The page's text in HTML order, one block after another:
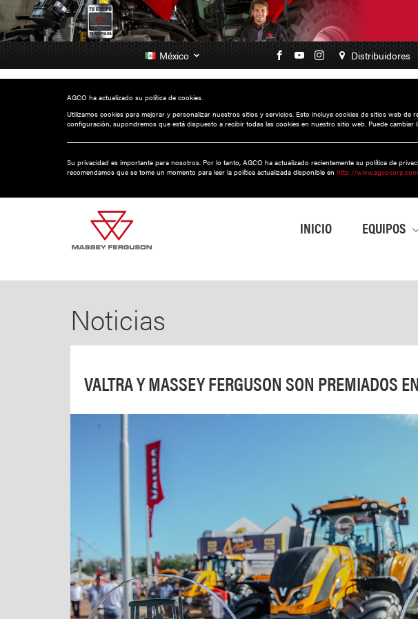
México Distribuidores
AGCO ha actualizado su política de cookies.
Utilizamos cookies para mejorar y personalizar nuestros sitios y servicios. Esto incluye cookies de sitios web
configuración, supondremos que está dispuesto a recibir todas las cookies en nuestro sitio web. Puede
Su privacidad es importante para nosotros. Por lo tanto, AGCO ha actualizado recientemente su política de
recomendamos que se tome un momento para leer la política actualizada disponible en http://
INICIO EQUIPOS
Noticias
VALTRA Y MASSEY FERGUSON SON PREMIADOS